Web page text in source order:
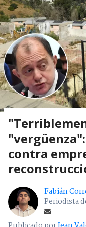
contra
Fabián
Periodista